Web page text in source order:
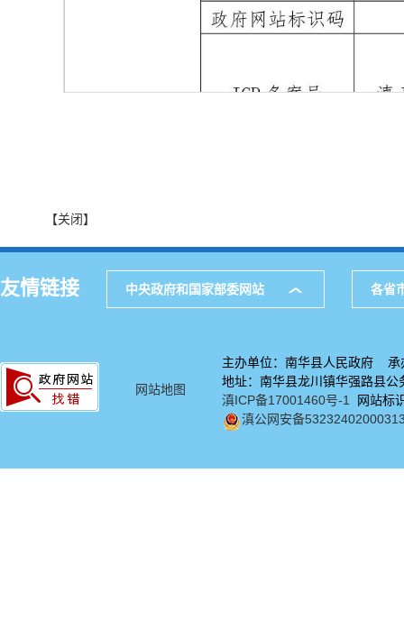
【关闭】
友情链接 中央政府和国家部委网站 各省
网站地图
主办单位：南华县人民政府 承
地址：南华县龙川镇华强路
滇ICP备17001460号-1
网站标
滇公网安备